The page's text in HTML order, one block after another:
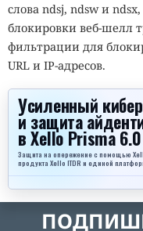
слова ndsj, ndsw и
блокировки веб-шелл
фильтрации для
URL и IP-адресов.
Усиленный
и защита
в Xello Prisma 6.0
Защита на опережение с помощью
продукта Xello ITDR и единой